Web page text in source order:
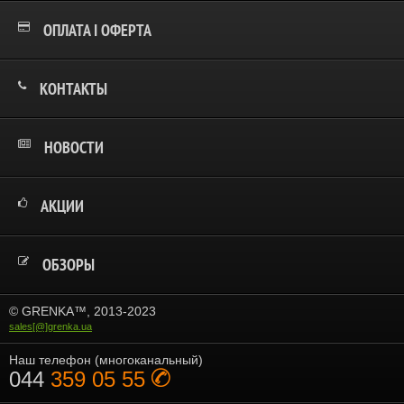
VR
HorrorОПЛАТА І ОФЕРТА
КОНТАКТЫ
НОВОСТИ
АКЦИИ
ОБЗОРЫ
© GRENKA™, 2013-2023
sales[@]grenka.ua
Наш телефон (многоканальный)
044 359 05 55